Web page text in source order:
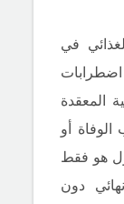
في
المعقدة
أو
هو فقط
دون